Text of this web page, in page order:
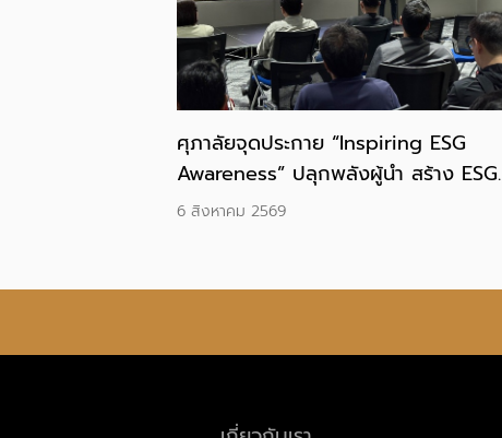
ศุภาลัยจุดประกาย “Inspiring ESG
Awareness” ปลุกพลังผู้นำ สร้าง ESG
DNA ขับเคลื่อนองค์กรสู่ความยั่งยืน
6 สิงหาคม 2569